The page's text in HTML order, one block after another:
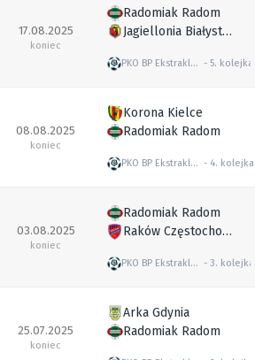
17.08.2025
koniec
Radomiak Radom
Jagiellonia Białystok
PKO BP Ekstraklasa 5. kolejka
08.08.2025
koniec
Korona Kielce
Radomiak Radom
PKO BP Ekstraklasa 4. kolejka
03.08.2025
koniec
Radomiak Radom
Raków Częstochowa
PKO BP Ekstraklasa 3. kolejka
25.07.2025
koniec
Arka Gdynia
Radomiak Radom